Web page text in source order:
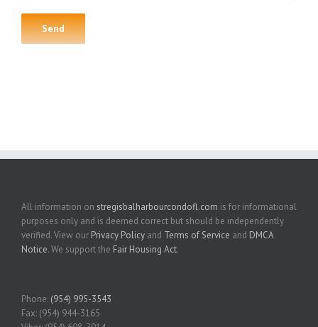
All information on stregisbalharbourcondofl.com is for informational
purposes only and is deemed correct but should be independently
verified. View our Privacy Policy and Terms of Service and DMCA
Notice. We support the Fair Housing Act.
Phone: (954) 995-3543
Fax: (954) 944-3165